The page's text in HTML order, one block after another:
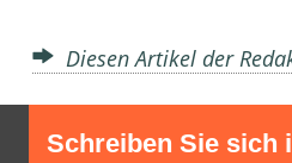
Diesen Artikel der
Schreiben Sie sich